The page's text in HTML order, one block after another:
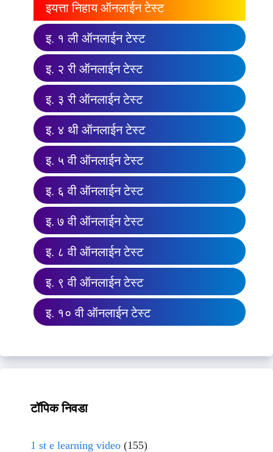
इयत्ता निहाय ऑनलाईन टेस्ट
इ. १ ली ऑनलाईन टेस्ट
इ. २ री ऑनलाईन टेस्ट
इ. ३ री ऑनलाईन टेस्ट
इ. ४ थी ऑनलाईन टेस्ट
इ. ५ वी ऑनलाईन टेस्ट
इ. ६ वी ऑनलाईन टेस्ट
इ. ७ वी ऑनलाईन टेस्ट
इ. ८ वी ऑनलाईन टेस्ट
इ. ९ वी ऑनलाईन टेस्ट
इ. १० वी ऑनलाईन टेस्ट
टॉपिक निवडा
1 st e learning video (155)